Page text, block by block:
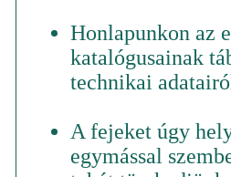
Honlapunkon az
katalógusainak
technikai
A fejeket úgy
egymással